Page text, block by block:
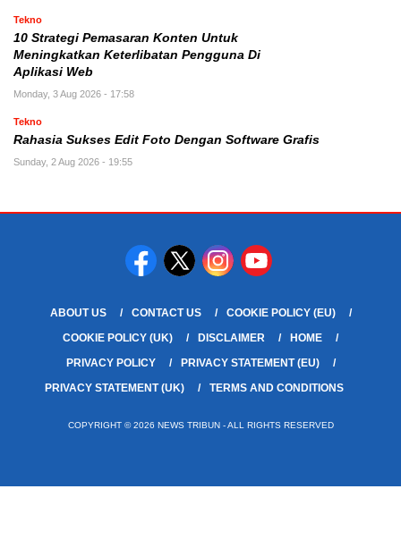
Tekno
10 Strategi Pemasaran Konten Untuk
Meningkatkan Keterlibatan Pengguna Di
Aplikasi Web
Monday, 3 Aug 2026 - 17:58
Tekno
Rahasia Sukses Edit Foto Dengan Software Grafis
Sunday, 2 Aug 2026 - 19:55
ABOUT US CONTACT US
COOKIE POLICY (EU)
COOKIE POLICY (UK)
DISCLAIMER
HOME
PRIVACY POLICY
PRIVACY STATEMENT (EU)
PRIVACY STATEMENT (UK)
TERMS AND CONDITIONS
COPYRIGHT © 2026 NEWS TRIBUN - ALL RIGHTS RESERVED